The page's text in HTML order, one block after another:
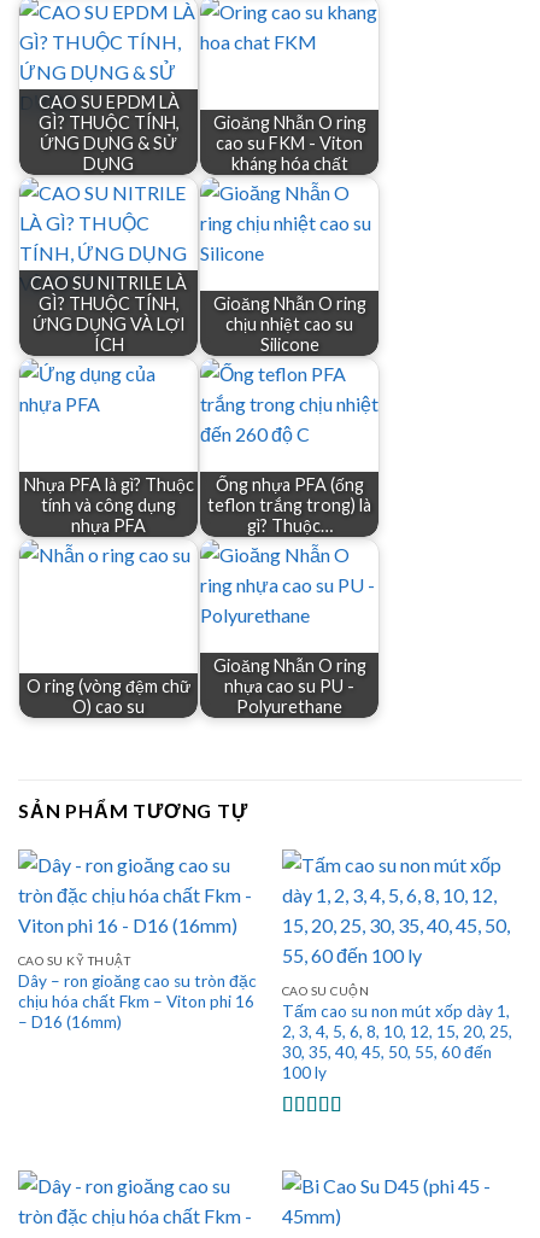
CAO SU EPDM LÀ
GÌ? THUỘC TÍNH,
ỨNG DỤNG & SỬ
DỤNG
Gioăng Nhẫn O ring
cao su FKM - Viton
kháng hóa chất
CAO SU NITRILE LÀ
GÌ? THUỘC TÍNH,
ỨNG DỤNG VÀ LỢI
ÍCH
Gioăng Nhẫn O ring
chịu nhiệt cao su
Silicone
Nhựa PFA là gì? Thuộc
tính và công dụng
nhựa PFA
Ống nhựa PFA (ống
teflon trắng trong) là
gì? Thuộc…
O ring (vòng đệm chữ
O) cao su
Gioăng Nhẫn O ring
nhựa cao su PU -
Polyurethane
SẢN PHẨM TƯƠNG TỰ
CAO SU KỸ THUẬT
Dây – ron gioăng cao su tròn đặc
chịu hóa chất Fkm – Viton phi 16
– D16 (16mm)
CAO SU CUỘN
Tấm cao su non mút xốp dày 1,
2, 3, 4, 5, 6, 8, 10, 12, 15, 20, 25,
30, 35, 40, 45, 50, 55, 60 đến
100 ly
sao